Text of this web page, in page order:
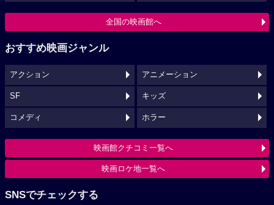
全国の映画館へ
おすすめ映画ジャンル
アクション アニメーション
SF キッズ
コメディ ホラー
映画館クチコミ一覧へ
映画ロケ地一覧へ
SNSでチェックする